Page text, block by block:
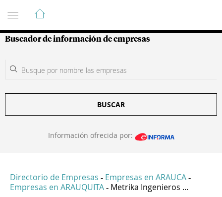
Guía de Empresas Colombianas
Buscador de información de empresas
BUSCAR
Información ofrecida por:
Directorio de Empresas - Empresas en ARAUCA -
Empresas en ARAUQUITA - Metrika Ingenieros ...